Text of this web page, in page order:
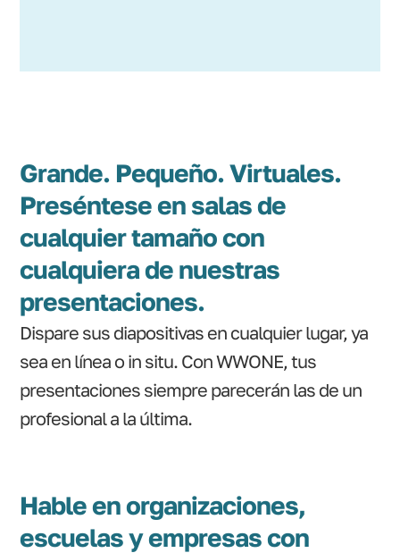
Grande. Pequeño. Virtuales.
Preséntese en salas de
cualquier tamaño con
cualquiera de nuestras
presentaciones.
Dispare sus diapositivas en cualquier lugar, ya
sea en línea o in situ. Con WWONE, tus
presentaciones siempre parecerán las de un
profesional a la última.
Hable en organizaciones,
escuelas y empresas con